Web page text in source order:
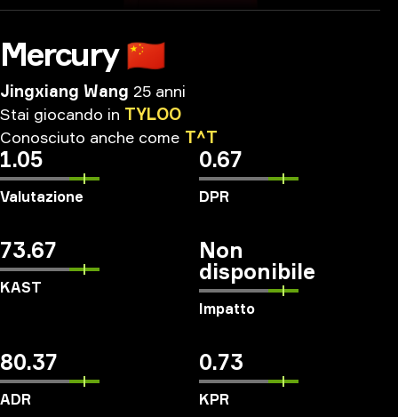
Mercury 🇨🇳
Jingxiang Wang 25 anni
Stai giocando in TYLOO
Conosciuto anche come T^T
1.05
Valutazione
0.67
DPR
73.67
KAST
Non
disponibile
Impatto
80.37
ADR
0.73
KPR